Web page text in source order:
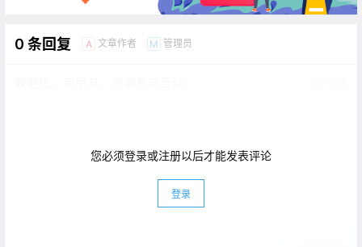
0 条回复 A 文章作者 M 管理员
您必须登录或注册以后才能发表评论
登录